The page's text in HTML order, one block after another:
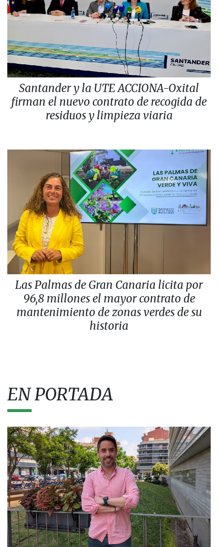
Santander y la UTE ACCIONA-Oxital
firman el nuevo contrato de recogida de
residuos y limpieza viaria
Las Palmas de Gran Canaria licita por
96,8 millones el mayor contrato de
mantenimiento de zonas verdes de su
historia
EN PORTADA